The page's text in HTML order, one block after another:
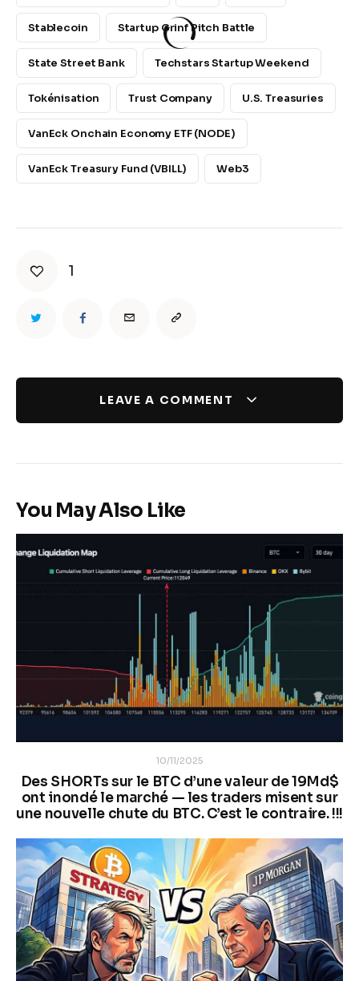
Stablecoin Startup Grinf Pitch Battle
State Street Bank Techstars Startup Weekend
Tokénisation Trust Company U.S. Treasuries
VanEck Onchain Economy ETF (NODE)
VanEck Treasury Fund (VBILL) Web3
1
LEAVE A COMMENT
You May Also Like
10/11/2025
Des SHORTs sur le BTC d’une valeur de 19Md$
ont inondé le marché — les traders misent sur
une nouvelle chute du BTC. C’est le contraire. !!!